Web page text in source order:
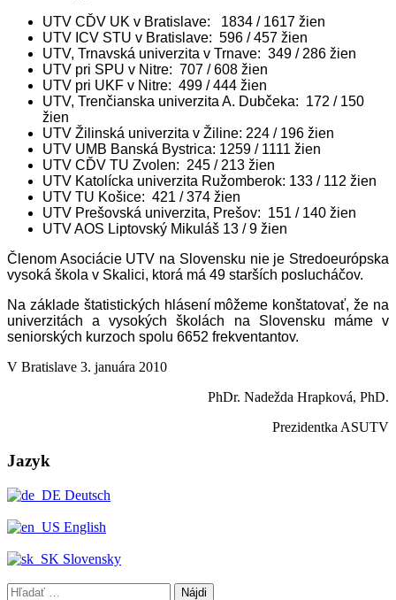
UTV CĎV UK v Bratislave: 1834 / 1617 žien
UTV ICV STU v Bratislave: 596 / 457 žien
UTV, Trnavská univerzita v Trnave: 349 / 286 žien
UTV pri SPU v Nitre: 707 / 608 žien
UTV pri UKF v Nitre: 499 / 444 žien
UTV, Trenčianska univerzita A. Dubčeka: 172 / 150
žien
UTV Žilinská univerzita v Žiline: 224 / 196 žien
UTV UMB Banská Bystrica: 1259 / 1111 žien
UTV CĎV TU Zvolen: 245 / 213 žien
UTV Katolícka univerzita Ružomberok: 133 / 112 žien
UTV TU Košice: 421 / 374 žien
UTV Prešovská univerzita, Prešov: 151 / 140 žien
UTV AOS Liptovský Mikuláš 13 / 9 žien
Členom Asociácie UTV na Slovensku nie je Stredoeurópska
vysoká škola v Skalici, ktorá má 49 starších poslucháčov.
Na základe štatistických hlásení môžeme konštatovať, že na
univerzitách a vysokých školách na Slovensku máme v
seniorských kurzoch spolu 6652 frekventantov.
V Bratislave 3. januára 2010
PhDr. Nadežda Hrapková, PhD.
Prezidentka ASUTV
Jazyk
Deutsch
English
Slovensky
Hľadať: